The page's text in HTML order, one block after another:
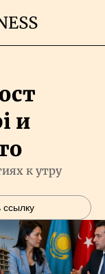
и
к утру
ссылку